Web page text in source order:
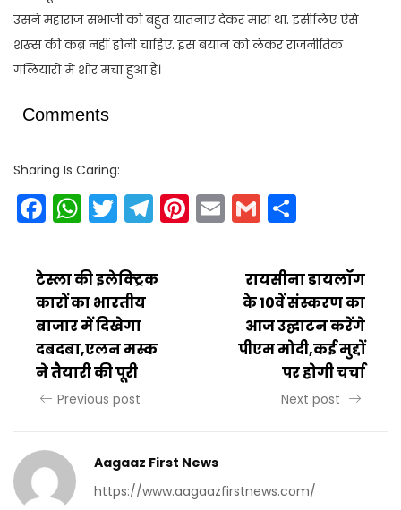
उसने महाराज संभाजी को बहुत यातनाएं देकर मारा था. इसीलिए ऐसे
शख्स की कब्र नहीं होनी चाहिए. इस बयान को लेकर राजनीतिक
गलियारों में शोर मचा हुआ है।
Comments
Sharing Is Caring:
Facebook
WhatsApp
Twitter
Telegram
Pinterest
EmailGmail
टेस्ला की इलेक्ट्रिक
कारों का भारतीय
बाजार में दिखेगा
दबदबा,एलन मस्क
ने तैयारी की पूरी
Previous post
रायसीना डायलॉग
के 10वें संस्करण का
आज उद्घाटन करेंगे
पीएम मोदी,कई मुद्दों
पर होगी चर्चा
Next post
Aagaaz First News
https://www.aagaazfirstnews.com/